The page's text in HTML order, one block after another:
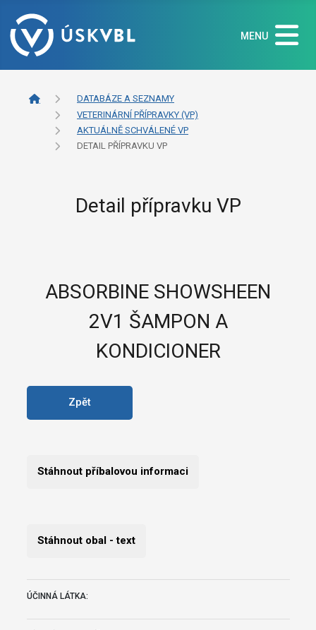
MENU
DATABÁZE A SEZNAMY
VETERINÁRNÍ PŘÍPRAVKY (VP)
AKTUÁLNĚ SCHVÁLENÉ VP
DETAIL PŘÍPRAVKU VP
Detail přípravku VP
ABSORBINE SHOWSHEEN
2V1 ŠAMPON A
KONDICIONER
Zpět
Stáhnout příbalovou informaci
Stáhnout obal - text
ÚČINNÁ LÁTKA: